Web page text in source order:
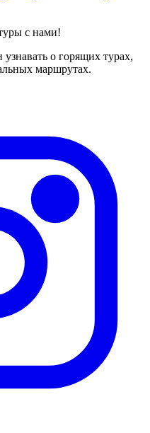
с нами!
о горящих турах,
маршрутах.